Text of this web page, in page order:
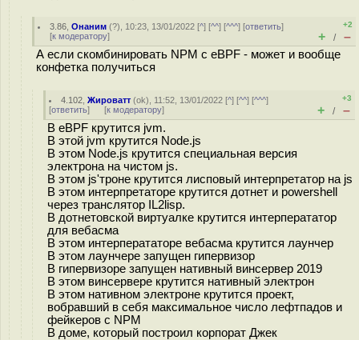
3.86 ,Онаним (?), 10:23, 13/01/2022 [^] [^^] [^^^] [ответить]
[к модератору]
+2
+ / –
А если скомбинировать NPM с eBPF - может и вообще
конфетка получиться
4.102 ,Жироватт (ok), 11:52, 13/01/2022 [^] [^^] [^^^]
[ответить] [к модератору]
+3
+ / –
В eBPF крутится jvm.
В этой jvm крутится Node.js
В этом Node.js крутится специальная версия
электрона на чистом js.
В этом js'троне крутится лисповый интерпретатор на js
В этом интерпретаторе крутится дотнет и powershell
через транслятор IL2lisp.
В дотнетовской виртуалке крутится интерперататор
для вебасма
В этом интерперататоре вебасма крутится лаунчер
В этом лаунчере запущен гипервизор
В гипервизоре запущен нативный винсервер 2019
В этом винсервере крутится нативный электрон
В этом нативном электроне крутится проект,
вобравший в себя максимальное число лефтпадов и
фейкеров с NPM
В доме, который построил корпорат Джек